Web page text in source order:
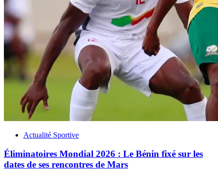
Actualité Sportive
Éliminatoires Mondial 2026 : Le Bénin fixé sur les
dates de ses rencontres de Mars